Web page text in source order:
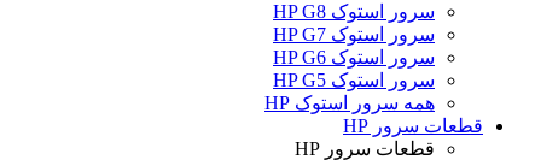
سرور استوک HP G8
سرور استوک HP G7
سرور استوک HP G6
سرور استوک HP G5
همه سرور استوک HP
قطعات سرور HP
قطعات سرور HP